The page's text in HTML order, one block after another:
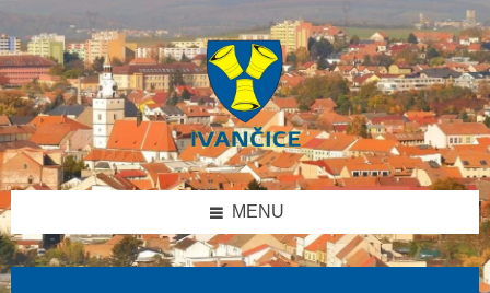
obsah
levý
panel
patičku
MENU